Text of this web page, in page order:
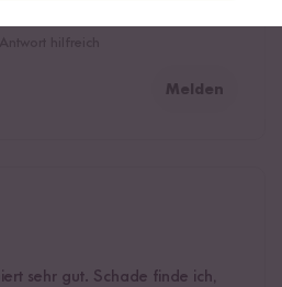
Melden
sehr gut. Schade finde ich,